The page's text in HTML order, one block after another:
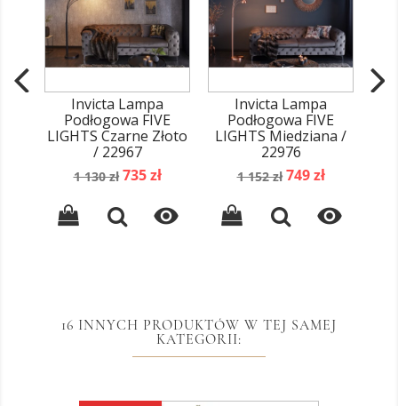
Invicta Lampa
Podłogowa FIVE
LIGHTS Czarne Złoto
/ 22967
Cena
1 130 zł Cena
735 zł

Invicta Lampa
Podłogowa FIVE
LIGHTS Miedziana /
22976
Cena
1 152 zł Cena
749 zł

16 INNYCH PRODUKTÓW W TEJ SAMEJ
KATEGORII: